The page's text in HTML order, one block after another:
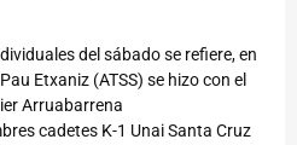
del sábado se refiere, en
Etxaniz (ATSS) se hizo con el
Arruabarrena
cadetes K-1 Unai Santa Cruz